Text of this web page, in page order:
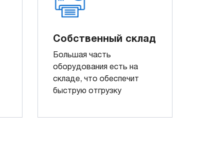
Собственный склад
Большая часть
оборудования есть на
складе, что обеспечит
быструю отгрузку